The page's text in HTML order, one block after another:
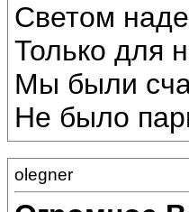
Светом
Только для
Мы были
Не было
olegner